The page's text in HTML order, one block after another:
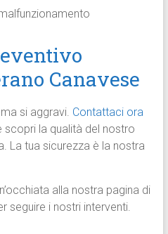
Canavese
si aggravi. Contattaci ora
scopri la qualità del nostro
La tua sicurezza è la nostra
alla nostra pagina di
seguire i nostri interventi.